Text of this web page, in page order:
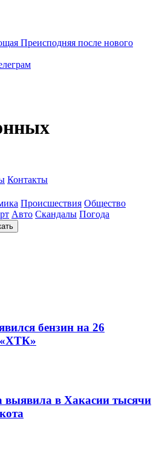
Преисподняя после нового
Контакты
Происшествия Общество
Авто Скандалы Погода
бензин на 26
«ХТК»
выявила в Хакасии тысячи